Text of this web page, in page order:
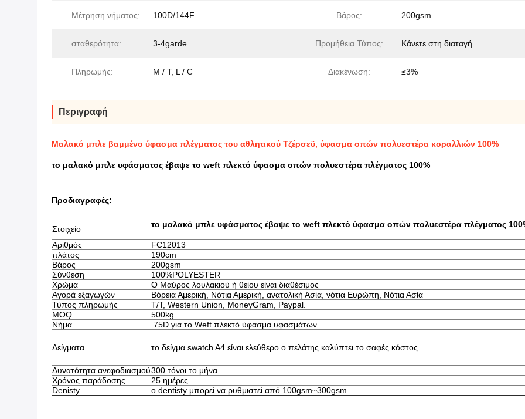
Μέτρηση νήματος: 100D/144F Βάρος: 200gsm
σταθερότητα: 3-4garde Προμήθεια Τύπος: Κάνετε στη διαταγή
Πληρωμής: Μ / Τ, L / C Διακένωση: ≤3%
Περιγραφή
Μαλακό μπλε βαμμένο ύφασμα πλέγματος του αθλητικού Τζέρσεϋ, ύφασμα οπών πολυεστέρα κοραλλιών 100%
το μαλακό μπλε υφάσματος έβαψε το weft πλεκτό ύφασμα οπών πολυεστέρα πλέγματος 100%
Προδιαγραφές:
Στοιχείο το μαλακό μπλε υφάσματος έβαψε το weft πλεκτό ύφασμα οπών πολυεστέρα πλέγματος
Αριθμός
FC12013
πλάτος
190cm
Βάρος
200gsm
Σύνθεση
100%POLYESTER
Χρώμα
Ο Μαύρος λουλακιού ή θείου είναι διαθέσιμος
Αγορά εξαγωγών
Βόρεια Αμερική, Νότια Αμερική, ανατολική Ασία, νότια Ευρώπη, Νότια Ασία
Τύπος πληρωμής
T/T, Western Union, MoneyGram, Paypal.
MOQ
500kg
Νήμα
75D για το Weft πλεκτό ύφασμα υφασμάτων
Δείγματα το δείγμα swatch A4 είναι ελεύθερο ο πελάτης καλύπτει το σαφές κόστος
Δυνατότητα ανεφοδιασμού300 τόνοι το μήνα
Χρόνος παράδοσης
25 ημέρες
Denisty
ο dentisty μπορεί να ρυθμιστεί από 100gsm~300gsm